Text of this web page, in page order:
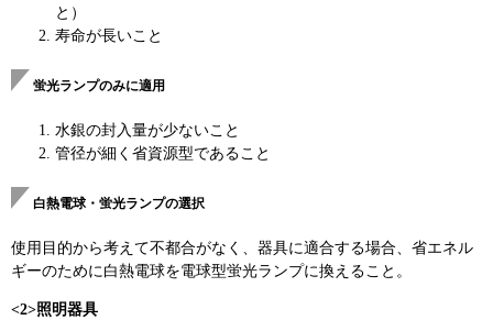
と）
寿命が長いこと
蛍光ランプのみに適用
水銀の封入量が少ないこと
管径が細く省資源型であること
白熱電球・蛍光ランプの選択
使用目的から考えて不都合がなく、器具に適合する場合、省エネル
ギーのために白熱電球を電球型蛍光ランプに換えること。
<2>照明器具